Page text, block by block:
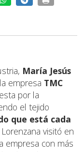
María Jesús
empresa TMC
por la
el tejido
que está cada
Lorenzana visitó en
empresa con más